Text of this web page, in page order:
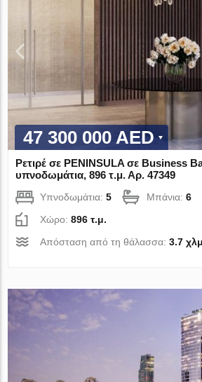
47 300 000 AED
Ρετιρέ σε PENINSULA σε Business
υπνοδωμάτια, 896 τ.μ. Αρ. 47349
Υπνοδωμάτια:5 Μπάνια:6
Χώρο:896 τ.μ.
Απόσταση από τη θάλασσα:3.7 χλμ